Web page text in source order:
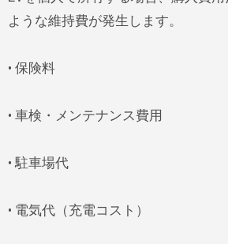
ような維持費が発生します。
• 保険料
• 車検・メンテナンス費用
• 駐車場代
• 電気代（充電コスト）